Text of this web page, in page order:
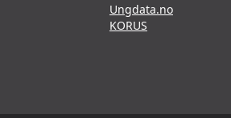
Ungdata.no
KORUS